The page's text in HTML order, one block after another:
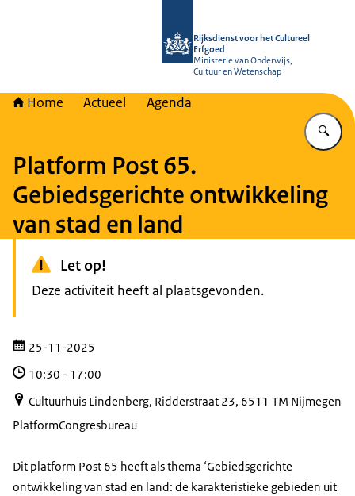
Rijksdienst voor het Cultureel
Erfgoed
Ministerie van Onderwijs,
Cultuur en Wetenschap
Home Actueel Agenda
Platform Post 65.
Gebiedsgerichte ontwikkeling
van stad en land
Let op!
Deze activiteit heeft al plaatsgevonden.
25-11-2025
10:30 - 17:00
Cultuurhuis Lindenberg, Ridderstraat 23, 6511 TM Nijmegen
PlatformCongresbureau
Dit platform Post 65 heeft als thema ‘Gebiedsgerichte
ontwikkeling van stad en land: de karakteristieke gebieden uit